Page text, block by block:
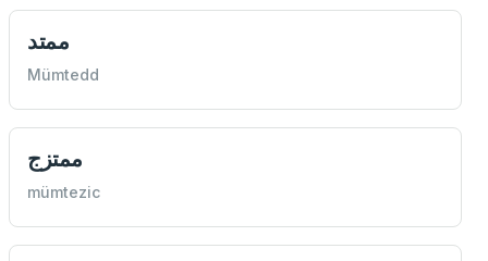
ممتد
Mümtedd
ممتزج
mümtezic